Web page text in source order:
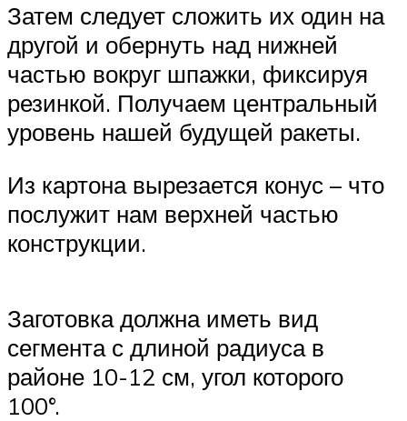
Затем следует сложить их один на
другой и обернуть над нижней
частью вокруг шпажки, фиксируя
резинкой. Получаем центральный
уровень нашей будущей ракеты.
Из картона вырезается конус – что
послужит нам верхней частью
конструкции.
Заготовка должна иметь вид
сегмента с длиной радиуса в
районе 10-12 см, угол которого
100°.